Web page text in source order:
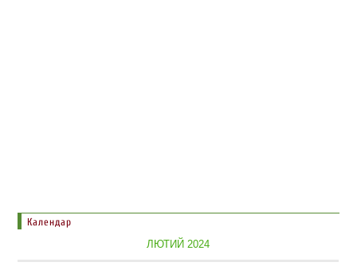
Календар
ЛЮТИЙ 2024